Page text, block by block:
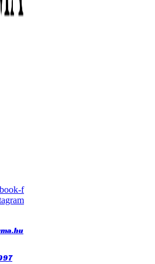
f